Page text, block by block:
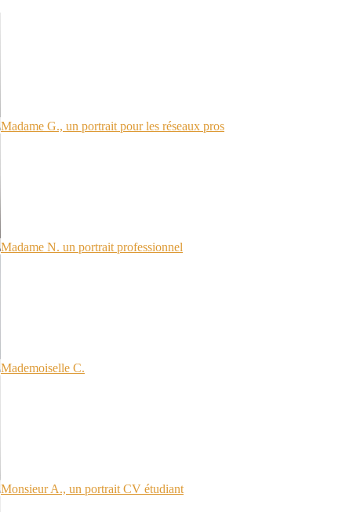
Madame G., un portrait pour les réseaux pros
Madame N. un portrait professionnel
Mademoiselle C.
Monsieur A., un portrait CV étudiant